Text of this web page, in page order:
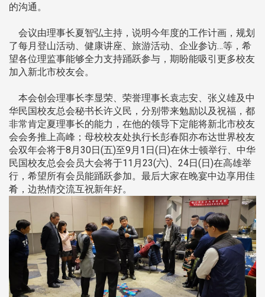
的沟通。
会议由理事长夏智弘主持，说明今年度的工作计画，规划
了每月登山活动、健康讲座、旅游活动、企业参访…等，希
望各位理监事能够全力支持踊跃参与，期盼能吸引更多校友
加入新北市校友会。
本会创会理事长李显荣、荣誉理事长袁志安、张义雄及中
华民国校友总会秘书长许义民，分别带来勉励以及祝福，都
非常肯定夏理事长的能力，在他的领导下定能将新北市校友
会会务推上高峰；母校校友处执行长彭春阳亦布达世界校友
会双年会将于8月30日(五)至9月1日(日)在休士顿举行、中华
民国校友总会会员大会将于11月23(六)、24日(日)在高雄举
行，希望所有会员能踊跃参加。最后大家在晚宴中边享用佳
肴，边热情交流互祝新年好。